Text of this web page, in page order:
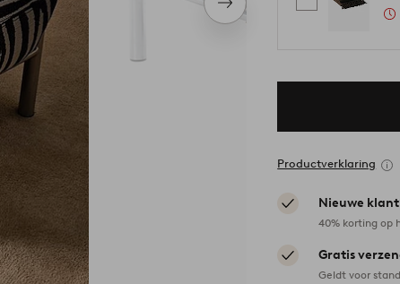
Volgend
item
Productverklaring
Nieuwe
40% korting op
Gratis
Geldt voor